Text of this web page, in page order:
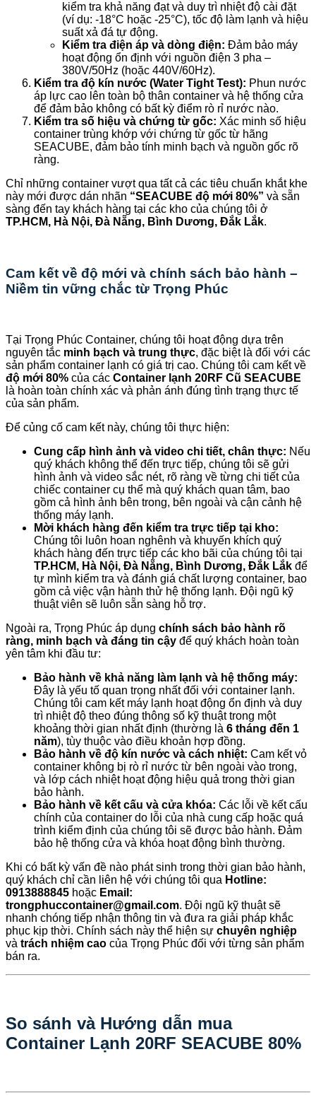
kiểm tra khả năng đạt và duy trì nhiệt độ cài đặt
(ví dụ: -18°C hoặc -25°C), tốc độ làm lạnh và hiệu
suất xả đá tự động.
Kiểm tra điện áp và dòng điện: Đảm bảo máy
hoạt động ổn định với nguồn điện 3 pha –
380V/50Hz (hoặc 440V/60Hz).
Kiểm tra độ kín nước (Water Tight Test): Phun nước
áp lực cao lên toàn bộ thân container và hệ thống cửa
để đảm bảo không có bất kỳ điểm rò rỉ nước nào.
Kiểm tra số hiệu và chứng từ gốc: Xác minh số hiệu
container trùng khớp với chứng từ gốc từ hãng
SEACUBE, đảm bảo tính minh bạch và nguồn gốc rõ
ràng.
Chỉ những container vượt qua tất cả các tiêu chuẩn khắt khe
này mới được dán nhãn “SEACUBE độ mới 80%” và sẵn
sàng đến tay khách hàng tại các kho của chúng tôi ở
TP.HCM, Hà Nội, Đà Nẵng, Bình Dương, Đắk Lắk.
Cam kết về độ mới và chính sách bảo hành –
Niềm tin vững chắc từ Trọng Phúc
Tại Trọng Phúc Container, chúng tôi hoạt động dựa trên
nguyên tắc minh bạch và trung thực, đặc biệt là đối với các
sản phẩm container lạnh có giá trị cao. Chúng tôi cam kết về
độ mới 80% của các Container lạnh 20RF Cũ SEACUBE
là hoàn toàn chính xác và phản ánh đúng tình trạng thực tế
của sản phẩm.
Để củng cố cam kết này, chúng tôi thực hiện:
Cung cấp hình ảnh và video chi tiết, chân thực: Nếu
quý khách không thể đến trực tiếp, chúng tôi sẽ gửi
hình ảnh và video sắc nét, rõ ràng về từng chi tiết của
chiếc container cụ thể mà quý khách quan tâm, bao
gồm cả hình ảnh bên trong, bên ngoài và cận cảnh hệ
thống máy lạnh.
Mời khách hàng đến kiểm tra trực tiếp tại kho:
Chúng tôi luôn hoan nghênh và khuyến khích quý
khách hàng đến trực tiếp các kho bãi của chúng tôi tại
TP.HCM, Hà Nội, Đà Nẵng, Bình Dương, Đắk Lắk để
tự mình kiểm tra và đánh giá chất lượng container, bao
gồm cả việc vận hành thử hệ thống lạnh. Đội ngũ kỹ
thuật viên sẽ luôn sẵn sàng hỗ trợ.
Ngoài ra, Trọng Phúc áp dụng chính sách bảo hành rõ
ràng, minh bạch và đáng tin cậy để quý khách hoàn toàn
yên tâm khi đầu tư:
Bảo hành về khả năng làm lạnh và hệ thống máy:
Đây là yếu tố quan trọng nhất đối với container lạnh.
Chúng tôi cam kết máy lạnh hoạt động ổn định và duy
trì nhiệt độ theo đúng thông số kỹ thuật trong một
khoảng thời gian nhất định (thường là 6 tháng đến 1
năm), tùy thuộc vào điều khoản hợp đồng.
Bảo hành về độ kín nước và cách nhiệt: Cam kết vỏ
container không bị rò rỉ nước từ bên ngoài vào trong,
và lớp cách nhiệt hoạt động hiệu quả trong thời gian
bảo hành.
Bảo hành về kết cấu và cửa khóa: Các lỗi về kết cấu
chính của container do lỗi của nhà cung cấp hoặc quá
trình kiểm định của chúng tôi sẽ được bảo hành. Đảm
bảo hệ thống cửa và khóa hoạt động bình thường.
Khi có bất kỳ vấn đề nào phát sinh trong thời gian bảo hành,
quý khách chỉ cần liên hệ với chúng tôi qua Hotline:
0913888845 hoặc Email:
trongphuccontainer@gmail.com. Đội ngũ kỹ thuật sẽ
nhanh chóng tiếp nhận thông tin và đưa ra giải pháp khắc
phục kịp thời. Chính sách này thể hiện sự chuyên nghiệp
và trách nhiệm cao của Trọng Phúc đối với từng sản phẩm
bán ra.
So sánh và Hướng dẫn mua
Container Lạnh 20RF SEACUBE 80%